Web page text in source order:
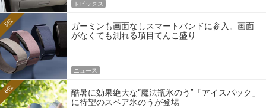
トピックス
ガーミンも画面なしスマートバンドに参入。画面
がなくても測れる項目てんこ盛り
5位
ニュース
酷暑に効果絶大な“魔法瓶氷のう”「アイスパック」
に待望のスペア氷のうが登場
6位